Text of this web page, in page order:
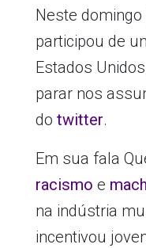
Neste
participou de
Estados
parar nos
do twitter.
Em sua fala
racismo e
na indústria
incentivou